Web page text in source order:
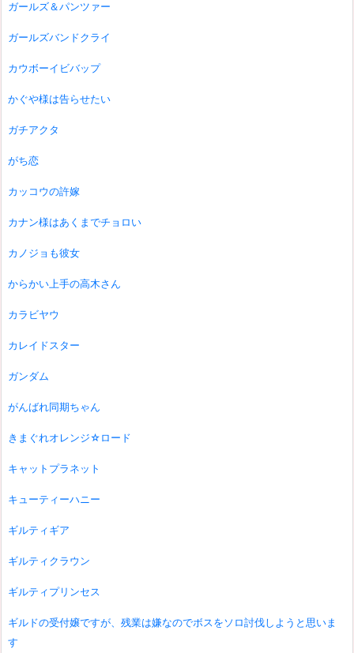
ガールズ＆パンツァー
ガールズバンドクライ
カウボーイビバップ
かぐや様は告らせたい
ガチアクタ
がち恋
カッコウの許嫁
カナン様はあくまでチョロい
カノジョも彼女
からかい上手の高木さん
カラビヤウ
カレイドスター
ガンダム
がんばれ同期ちゃん
きまぐれオレンジ☆ロード
キャットプラネット
キューティーハニー
ギルティギア
ギルティクラウン
ギルティプリンセス
ギルドの受付嬢ですが、残業は嫌なのでボスをソロ討伐しようと思いま
す